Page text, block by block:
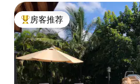
热门「房客推荐」
房客推荐